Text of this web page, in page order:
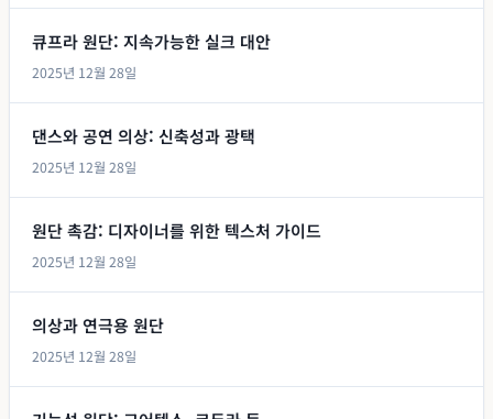
큐프라 원단: 지속가능한 실크 대안
2025년 12월 28일
댄스와 공연 의상: 신축성과 광택
2025년 12월 28일
원단 촉감: 디자이너를 위한 텍스처 가이드
2025년 12월 28일
의상과 연극용 원단
2025년 12월 28일